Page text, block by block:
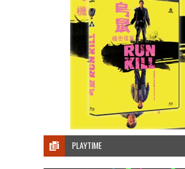
PLAYTIME